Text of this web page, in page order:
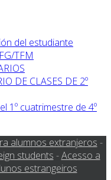
del estudiante
TFM
DE CLASES DE 2º
1º cuatrimestre de 4º
alumnos extranjeros -
students -Acesso a
estrangeiros